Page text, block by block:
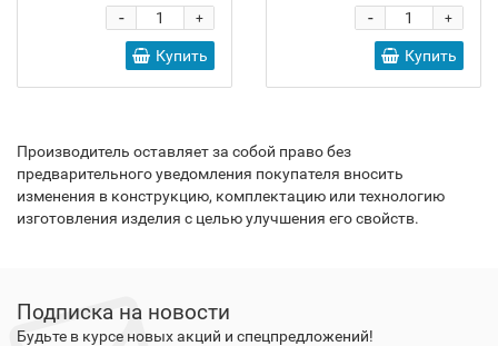
+
-
Купить
+
-
Купить
Производитель оставляет за собой право без
предварительного уведомления покупателя вносить
изменения в конструкцию, комплектацию или технологию
изготовления изделия с целью улучшения его свойств.
Подписка на новости
Будьте в курсе новых акций и спецпредложений!